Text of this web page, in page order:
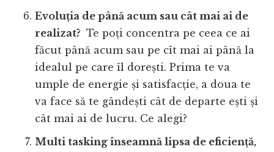
Evoluția de până acum sau cât mai ai de
realizat? Te poți concentra pe ceea ce ai
făcut până acum sau pe cît mai ai până la
idealul pe care îl dorești. Prima te va
umple de energie și satisfacție, a doua te
va face să te gândești cât de departe ești și
cât mai ai de lucru. Ce alegi?
Multi tasking înseamnă lipsa de eficiență,